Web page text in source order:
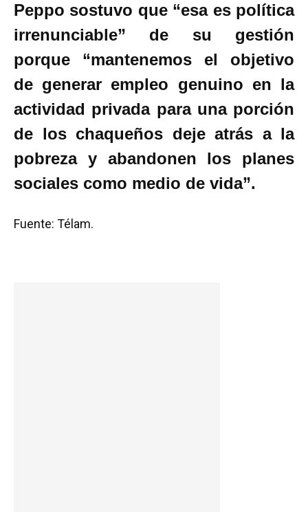
Peppo sostuvo que “esa es política
irrenunciable” de su gestión
porque “mantenemos el objetivo
de generar empleo genuino en la
actividad privada para una porción
de los chaqueños deje atrás a la
pobreza y abandonen los planes
sociales como medio de vida”.
Fuente: Télam.